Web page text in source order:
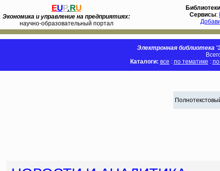
EUP.RU
Экономика и управление на предприятиях:
научно-образовательный портал
Библиотеки
Сервисы:
Электронная библиотека
Каталоги: все : по тематике :